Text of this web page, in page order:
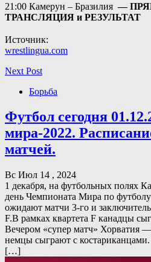
21:00 Камерун – Бразилия—
ТРАНСЛЯЦИЯ и РЕЗУЛЬТАТ
Источник:
wrestlingua.com
Next Post
Борьба
Футбол сегодня
мира-2022.
матчей.
Вс Июл 14 , 2024
1 декабря, на футбольных полях
день Чемпионата Мира по
ожидают матчи 3-го и
F.В рамках квартета F канадцы
Вечером «супер матч» Хорватия
немцы сыграют с
[…]